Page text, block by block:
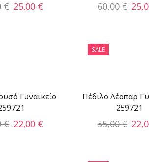
€ 25,00 € 60,00€
Γυναικείο
€ 22,00 €
SALE
Πέδιλο Λέοπαρ
259721
55,00€